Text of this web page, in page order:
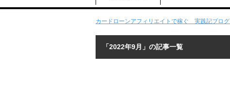
カードローンアフィリエイトで稼ぐ 実践記ブログ
「2022年9月」の記事一覧